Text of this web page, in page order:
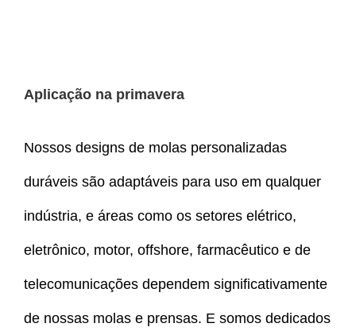
Aplicação na primavera
Nossos designs de molas personalizadas
duráveis são adaptáveis para uso em qualquer
indústria, e áreas como os setores elétrico,
eletrônico, motor, offshore, farmacêutico e de
telecomunicações dependem significativamente
de nossas molas e prensas. E somos dedicados